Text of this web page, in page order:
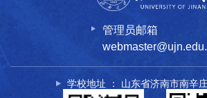
管理员邮箱
学校地址 ： 山东省济南市南辛